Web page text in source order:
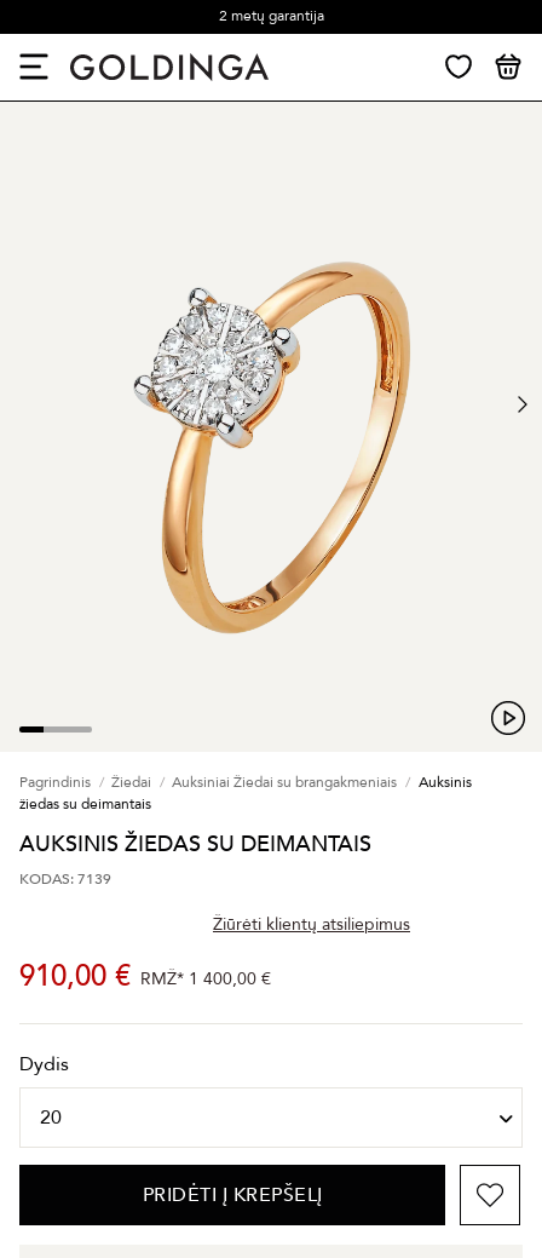
2 metų garantija
Pagrindinis Žiedai Auksiniai Žiedai su brangakmeniais
Auksinis
žiedas su deimantais
AUKSINIS ŽIEDAS SU DEIMANTAIS
KODAS: 7139
Žiūrėti klientų atsiliepimus
910,00 € RMŽ* 1 400,00 €
Dydis
PRIDĖTI Į KREPŠELĮ